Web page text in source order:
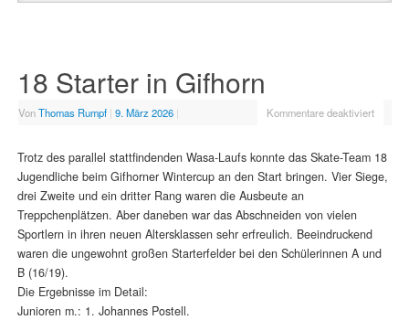
18 Starter in Gifhorn
VonThomas Rumpf | 9. März 2026 | Kommentare deaktiviert
Trotz des parallel stattfindenden Wasa-Laufs konnte das Skate-Team 18
Jugendliche beim Gifhorner Wintercup an den Start bringen. Vier Siege,
drei Zweite und ein dritter Rang waren die Ausbeute an
Treppchenplätzen. Aber daneben war das Abschneiden von vielen
Sportlern in ihren neuen Altersklassen sehr erfreulich. Beeindruckend
waren die ungewohnt großen Starterfelder bei den Schülerinnen A und
B (16/19).
Die Ergebnisse im Detail:
Junioren m.: 1. Johannes Postell.